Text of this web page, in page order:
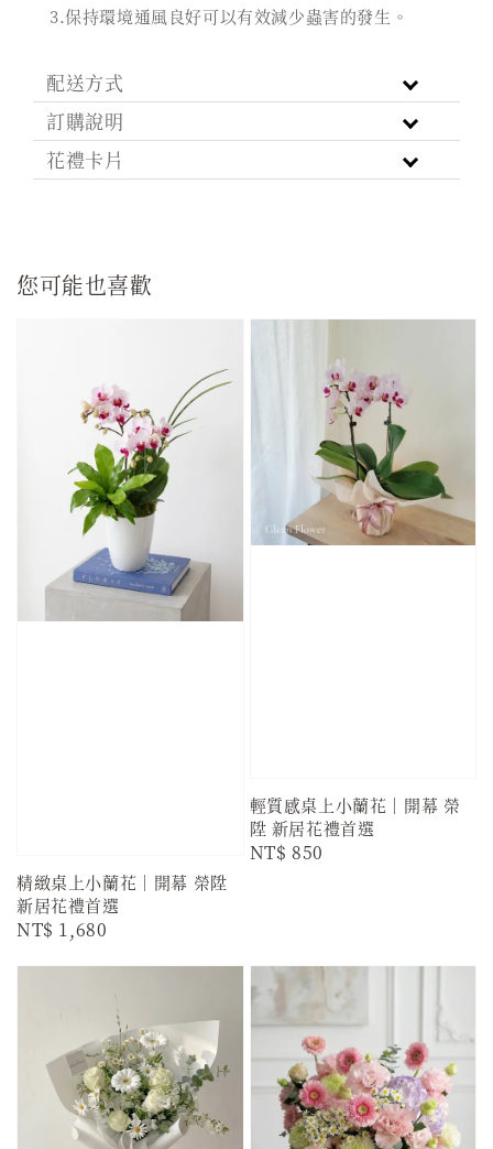
3.保持環境通風良好可以有效減少蟲害的發生。
配送方式
訂購說明
花禮卡片
您可能也喜歡
精緻桌上小蘭花｜開幕 榮陞
新居花禮首選
Regular
NT$ 1,680
輕質感桌上小蘭花｜開幕 榮
陞 新居花禮首選
Regular
NT$ 850